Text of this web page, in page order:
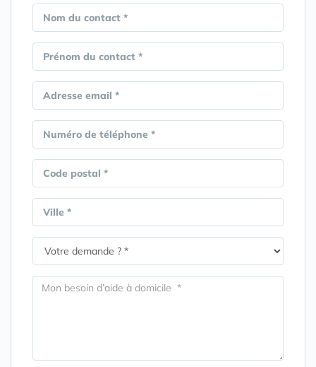
Nom du contact *
Prénom du contact *
Adresse email *
Numéro de téléphone *
Code postal *
Ville *